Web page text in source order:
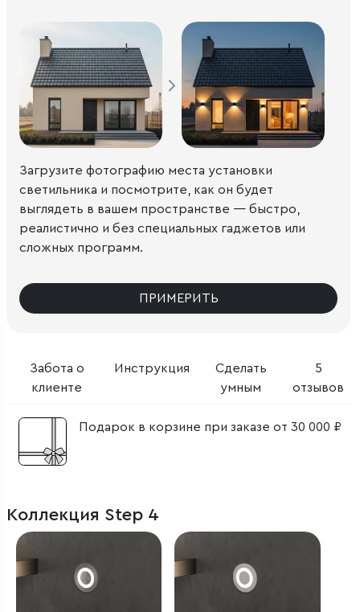
Забота о
клиенте
Инструкция
Сделать
умным
5
отзывов
Подарок в корзине при заказе от 30 000 ₽
Загрузите фотографию места установки
светильника и посмотрите, как он будет
выглядеть в вашем пространстве — быстро,
реалистично и без специальных гаджетов или
сложных программ.
ПРИМЕРИТЬ
Коллекция Step 4